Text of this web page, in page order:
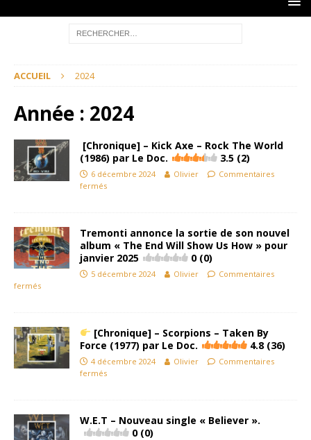
ACCUEIL 2024
Année : 2024
[Chronique] – Kick Axe – Rock The World
(1986) par Le Doc.
3.5 (2)
6 décembre 2024 Olivier
Commentaires
fermés
Tremonti annonce la sortie de son nouvel
album « The End Will Show Us How » pour
janvier 2025
0 (0)
5 décembre 2024 Olivier
Commentaires
fermés
[Chronique] – Scorpions – Taken By
Force (1977) par Le Doc.
4.8 (36)
4 décembre 2024 Olivier
Commentaires
fermés
W.E.T – Nouveau single « Believer ».
0 (0)